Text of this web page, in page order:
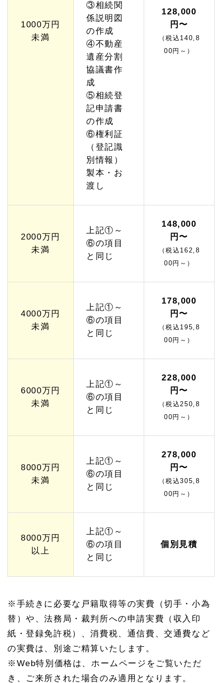
1000万円
未満
③相続関
係説明図
の作成
④不動産
遺産分割
協議書作
成
⑤相続登
記申請書
の作成
⑥権利証
（登記識
別情報）
製本・お
渡し
128,000
円〜
（税込140,8
00円～）
2000万円
未満
上記①～
⑥の項目
と同じ
148,000
円〜
（税込162,8
00円～）
4000万円
未満
上記①～
⑥の項目
と同じ
178,000
円〜
（税込195,8
00円～）
6000万円
未満
上記①～
⑥の項目
と同じ
228,000
円〜
（税込250,8
00円～）
8000万円
未満
上記①～
⑥の項目
と同じ
278,000
円〜
（税込305,8
00円～）
8000万円
以上
上記①～
⑥の項目
と同じ
個別見積
※手続きに必要な戸籍取得等の実費（切手・小為
替）や、法務局・裁判所への申請実費（収入印
紙・登録免許税）、消費税、通信費、交通費など
の実費は、別途ご精算いたします。
※Web特別価格は、ホームページをご覧いただ
き、ご来所された場合のみ適用となります。